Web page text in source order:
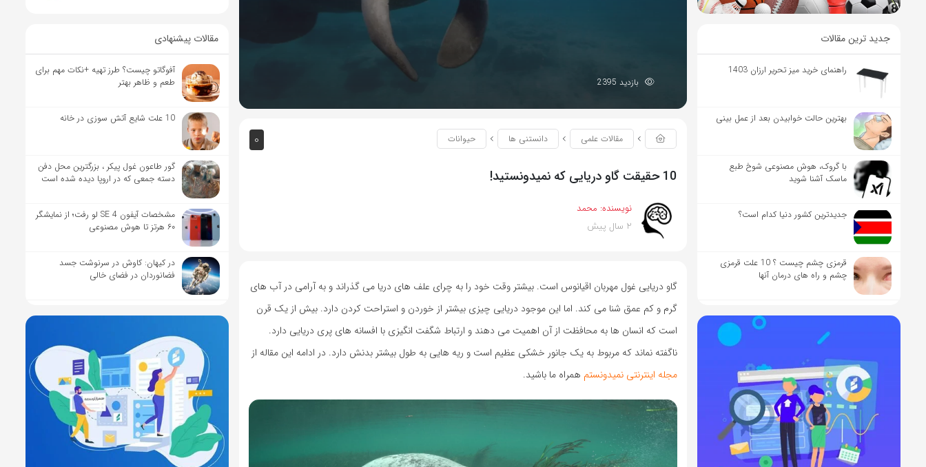
جدید ترین مقالات
راهنمای خرید میز تحریر ارزان 1403
بهترین حالت خوابیدن بعد از عمل بینی
با گروک، هوش مصنوعی شوخ طبع
ماسک آشنا شوید
جدیدترین کشور دنیا کدام است؟
قرمزی چشم چیست ؟ 10 علت قرمزی
چشم و راه های درمان آنها
بازدید 2395
0 مقالات علمی دانستنی ها حیوانات
10 حقیقت گاو دریایی که نمیدونستید!
نویسنده: محمد
2 سال پیش
گاو دریایی غول مهربان اقیانوس است. بیشتر وقت خود را به چرای علف های دریا می گذراند و به آرامی در آب های
گرم و کم عمق شنا می کند. اما این موجود دریایی چیزی بیشتر از خوردن و استراحت کردن دارد. بیش از یک قرن
است که انسان ها به محافظت از آن اهمیت می دهند و ارتباط شگفت انگیزی با افسانه های پری دریایی دارد.
ناگفته نماند که مربوط به یک جانور خشکی عظیم است و ریه هایی به طول بیشتر بدنش دارد. در ادامه این مقاله از
مجله اینترنتی نمیدونستم همراه ما باشید.
مقالات پیشنهادی
آفوگاتو چیست؟ طرز تهیه +نکات مهم برای
طعم و ظاهر بهتر
10 علت شایع آتش سوزی در خانه
گور طاعون غول پیکر ، بزرگترین محل دفن
دسته جمعی که در اروپا دیده شده است
مشخصات آیفون SE 4 لو رفت؛ از نمایشگر
۶۰ هرتز تا هوش مصنوعی
در کیهان: کاوش در سرنوشت جسد
فضانوردان در فضای خالی